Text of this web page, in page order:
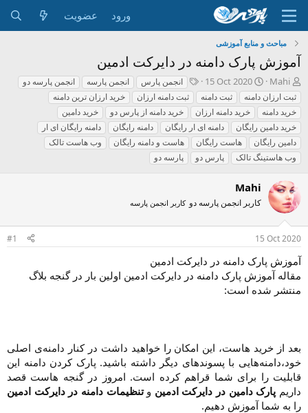
ورود عضویت
مباحث و منابع آموزشی
آموزش پارک دامنه در دایرکت ادمین
ش
ر
و
ع
ک
ن
ن
د
ه
م
و
ض
و
ع
Mahi
ت
ا
ر
ی
خ
ر
و
15 Oct 2020
ب
ر
چ
س
پ
ه
ا
انجمن پارس انجمن پارسه
انجمن پارسه دو
ثبت ارزان دامنه
ثبت دامنه ثبت دامنه ارزان
خرید ارزان ترین دامنه
خرید دامنه
خرید دامنه ارزان خرید دامنه از پارس دو
خرید دامین
خرید دامین رایگان
دامنه ای ار رایگان دامنه رایگان
دامنه رایگان ای ار
دامین رایگان
هاست رایگان هاست و دامنه رایگان
وب هاست تالک
وب هاستینگ تالک
پارس دو پارسه دو
Mahi
کاربر انجمن پارسه دو کاربر انجمن پارسه
15 Oct 2020
#1
آموزش پارک دامنه در دایرکت ادمین
مقاله آموزش پارک دامنه در دایرکت ادمین اولین بار در گنجه بلاگ
منتشر شده است:
بعد از خرید هاست، این امکان را خواهید داشت در کنار دامنه‌ی اصلی
خود،دامنه‌هایی با پسوندهای دیگر داشته باشید. پارک کردن دامنه این
قابلیت را برای شما قراهم کرده است. امروز در گنجه هاست قصد
داریم پارک دامین در دایرکت ادمین وتنظیمات دامنه در دایرکت ادمین
را به شما آموزش دهیم.​